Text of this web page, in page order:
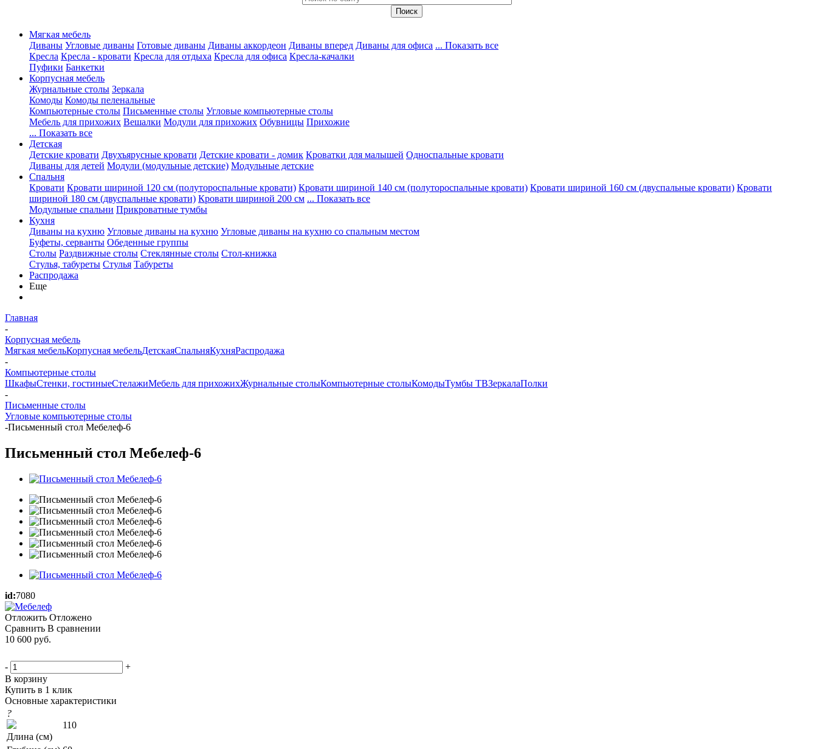
Мягкая мебель
Диваны Угловые диваны Готовые диваны Диваны аккордеон Диваны вперед Диваны для офиса ... Показать все
Кресла Кресла - кровати Кресла для отдыха Кресла для офиса Кресла-качалки
Пуфики Банкетки
Корпусная мебель
Журнальные столы Зеркала
Комоды Комоды пеленальные
Компьютерные столы Письменные столы Угловые компьютерные столы
Мебель для прихожих Вешалки Модули для прихожих Обувницы Прихожие
... Показать все
Детская
Детские кровати Двухъярусные кровати Детские кровати - домик Кроватки для малышей Односпальные кровати
Диваны для детей Модули (модульные детские) Модульные детские
Спальня
Кровати Кровати шириной 120 см (полутороспальные кровати) Кровати шириной 140 см (полутороспальные кровати) Кровати шириной 160 см (двуспальные кровати) Кровати
шириной 180 см (двуспальные кровати) Кровати шириной 200 см ... Показать все
Модульные спальни Прикроватные тумбы
Кухня
Диваны на кухню Угловые диваны на кухню Угловые диваны на кухню со спальным местом
Буфеты, серванты Обеденные группы
Столы Раздвижные столы Стеклянные столы Стол-книжка
Стулья, табуреты Стулья Табуреты
Распродажа
Еще
Главная
-
Корпусная мебель
Мягкая мебельКорпусная мебельДетскаяСпальняКухняРаспродажа
-
Компьютерные столы
ШкафыСтенки, гостиныеСтелажиМебель для прихожихЖурнальные столыКомпьютерные столыКомодыТумбы ТВЗеркалаПолки
-
Письменные столы
Угловые компьютерные столы
-Письменный стол Мебелеф-6
Письменный стол Мебелеф-6
id:7080
Отложить Отложено
Сравнить В сравнении
10 600 руб.
-
+
В корзину
Купить в 1 клик
Основные характеристики
?
Длина (см)
110